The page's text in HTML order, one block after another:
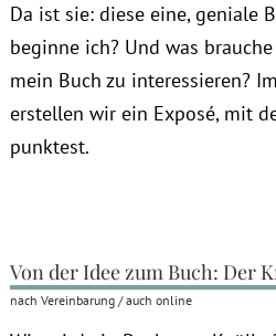
Da ist sie: diese eine, geniale
beginne ich? Und was
mein Buch zu interessieren?
erstellen wir ein Exposé, mit
punktest.
Von der Idee zum Buch: Der
nach Vereinbarung / auch online